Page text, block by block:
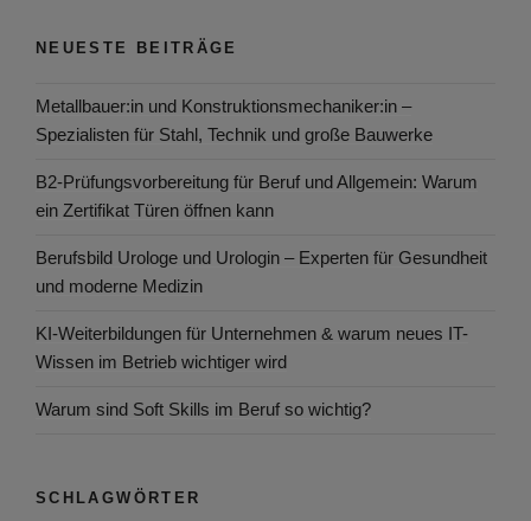
NEUESTE BEITRÄGE
Metallbauer:in und Konstruktionsmechaniker:in –
Spezialisten für Stahl, Technik und große Bauwerke
B2-Prüfungsvorbereitung für Beruf und Allgemein: Warum
ein Zertifikat Türen öffnen kann
Berufsbild Urologe und Urologin – Experten für Gesundheit
und moderne Medizin
KI-Weiterbildungen für Unternehmen & warum neues IT-
Wissen im Betrieb wichtiger wird
Warum sind Soft Skills im Beruf so wichtig?
SCHLAGWÖRTER